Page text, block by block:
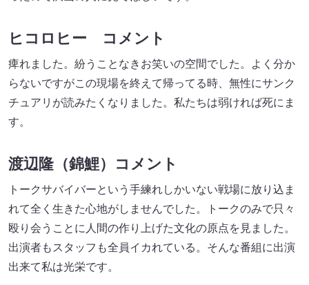
ヒコロヒー コメント
痺れました。紛うことなきお笑いの空間でした。よく分か
らないですがこの現場を終えて帰ってる時、無性にサンク
チュアリが読みたくなりました。私たちは弱ければ死にま
す。
渡辺隆（錦鯉）コメント
トークサバイバーという手練れしかいない戦場に放り込ま
れて全く生きた心地がしませんでした。トークのみで只々
殴り会うことに人間の作り上げた文化の原点を見ました。
出演者もスタッフも全員イカれている。そんな番組に出演
出来て私は光栄です。